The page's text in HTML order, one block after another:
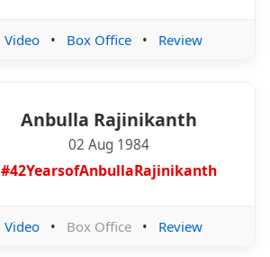
Video • Box Office • Review
Anbulla Rajinikanth
02 Aug 1984
#42YearsofAnbullaRajinikanth
Video • Box Office • Review